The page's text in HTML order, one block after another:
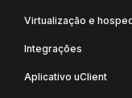
Virtualização e
Integrações
Aplicativo uClient